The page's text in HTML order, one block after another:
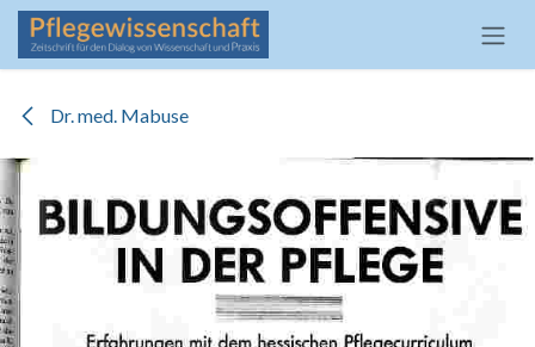
Zum Inhalt springen
Dr. med. Mabuse